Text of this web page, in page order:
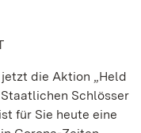
die Aktion „Held
Schlösser
für Sie heute eine